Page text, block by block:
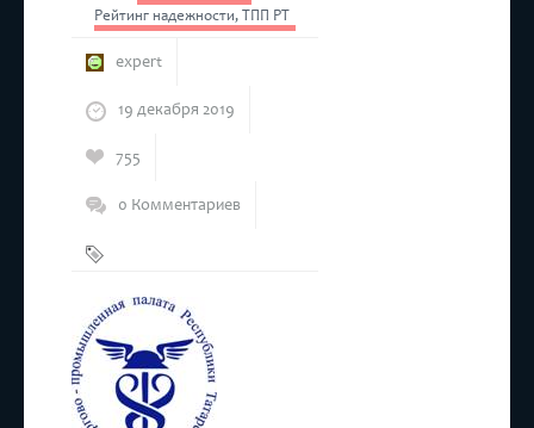
Рейтинг надежности, ТПП РТ
expert
19 декабря 2019
755
0 Комментариев
ТПП РТ